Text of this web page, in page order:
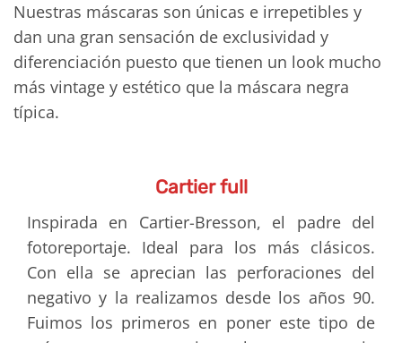
Nuestras máscaras son únicas e irrepetibles y
dan una gran sensación de exclusividad y
diferenciación puesto que tienen un look mucho
más vintage y estético que la máscara negra
típica.
Cartier full
Inspirada en Cartier-Bresson, el padre del
fotoreportaje. Ideal para los más clásicos.
Con ella se aprecian las perforaciones del
negativo y la realizamos desde los años 90.
Fuimos los primeros en poner este tipo de